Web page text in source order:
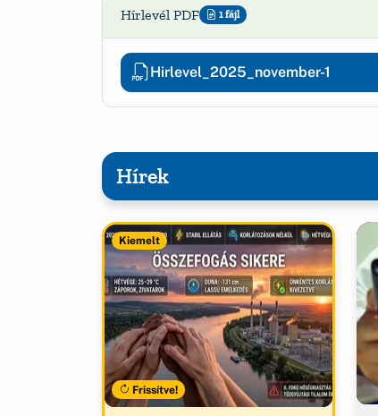
Hírlevél PDF 1 fájl
Hirlevel_2025_november-1
Hírek
Kiemelt
Frissítve!